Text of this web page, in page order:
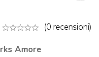
(0 recensioni)
Amore